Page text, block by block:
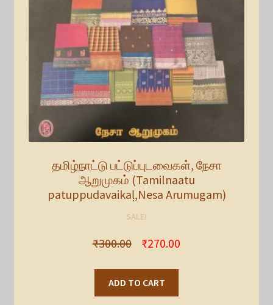
தமிழ்நாட்டு பட்டுப்புடவைகள், நேசா
ஆறுமுகம் (Tamilnaatu
patuppudavaikaḷ,Nesa Arumugam)
SALE!
₹300.00 ₹270.00
ADD TO CART